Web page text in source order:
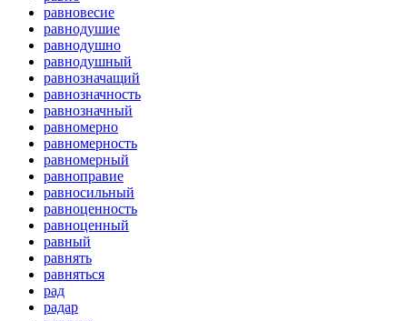
равновесие
равнодушие
равнодушно
равнодушный
равнозначащий
равнозначность
равнозначный
равномерно
равномерность
равномерный
равноправие
равносильный
равноценность
равноценный
равный
равнять
равняться
рад
радар